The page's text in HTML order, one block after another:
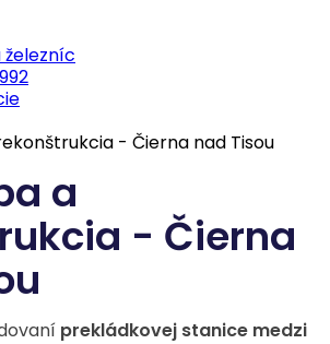
železníc
- Čierna nad Tisou
a
- Čierna
prekládkovej stanice medzi